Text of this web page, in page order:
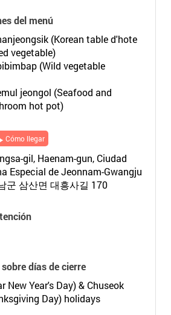
del menú
(Korean table d'hote
vegetable)
(Wild vegetable
jeongol (Seafood and
hot pot)
Cómo llegar
gil, Haenam-gun, Ciudad
Especial de Jeonnam-Gwangju
군 삼산면 대흥사길 170
días de cierre
New Year's Day) & Chuseok
Day) holidays